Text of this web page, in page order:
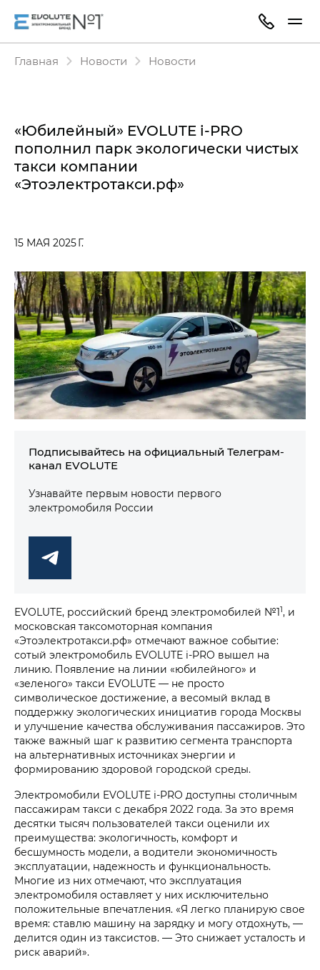
Главная Новости Новости
«Юбилейный» EVOLUTE i‑PRO
пополнил парк экологически чистых
такси компании
«Этоэлектротакси.рф»
15 МАЯ 2025 Г.
Подписывайтесь на официальный Телеграм-
канал EVOLUTE
Узнавайте первым новости первого
электромобиля России
EVOLUTE, российский бренд электромобилей №11, и
московская таксомоторная компания
«Этоэлектротакси.рф» отмечают важное событие:
сотый электромобиль EVOLUTE i‑PRO вышел на
линию. Появление на линии «юбилейного» и
«зеленого» такси EVOLUTE — не просто
символическое достижение, а весомый вклад в
поддержку экологических инициатив города Москвы
и улучшение качества обслуживания пассажиров. Это
также важный шаг к развитию сегмента транспорта
на альтернативных источниках энергии и
формированию здоровой городской среды.
Электромобили EVOLUTE i‑PRO доступны столичным
пассажирам такси с декабря 2022 года. За это время
десятки тысяч пользователей такси оценили их
преимущества: экологичность, комфорт и
бесшумность модели, а водители экономичность
эксплуатации, надежность и функциональность.
Многие из них отмечают, что эксплуатация
электромобиля оставляет у них исключительно
положительные впечатления. «Я легко планирую свое
время: ставлю машину на зарядку и могу отдохнуть, —
делится один из таксистов. — Это снижает усталость и
риск аварий».